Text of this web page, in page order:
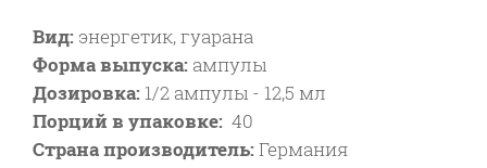
Вид: энергетик, гуарана
Форма выпуска: ампулы
Дозировка: 1/2 ампулы - 12,5 мл
Порций в упаковке: 40
Страна производитель:Германия